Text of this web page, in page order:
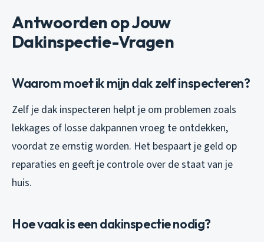
Antwoorden op Jouw
Dakinspectie-Vragen
Waarom moet ik mijn dak zelf inspecteren?
Zelf je dak inspecteren helpt je om problemen zoals
lekkages of losse dakpannen vroeg te ontdekken,
voordat ze ernstig worden. Het bespaart je geld op
reparaties en geeft je controle over de staat van je
huis.
Hoe vaak is een dakinspectie nodig?